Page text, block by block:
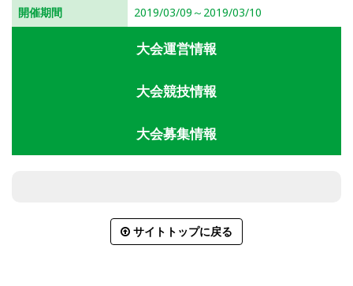
開催期間 2019/03/09～2019/03/10
大会運営情報
大会競技情報
大会募集情報
サイトトップに戻る